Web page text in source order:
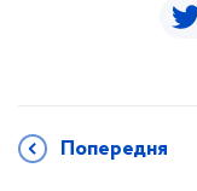
Попередня